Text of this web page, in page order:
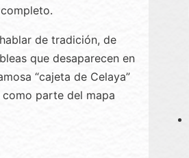
de tradición, de
que desaparecen en
“cajeta de Celaya”
como parte del mapa